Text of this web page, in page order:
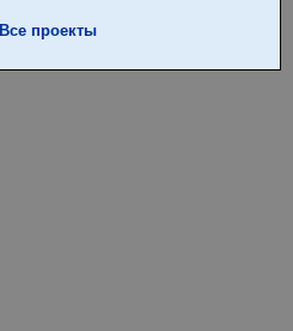
Все проекты